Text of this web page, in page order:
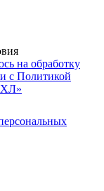
на обработку
с Политикой